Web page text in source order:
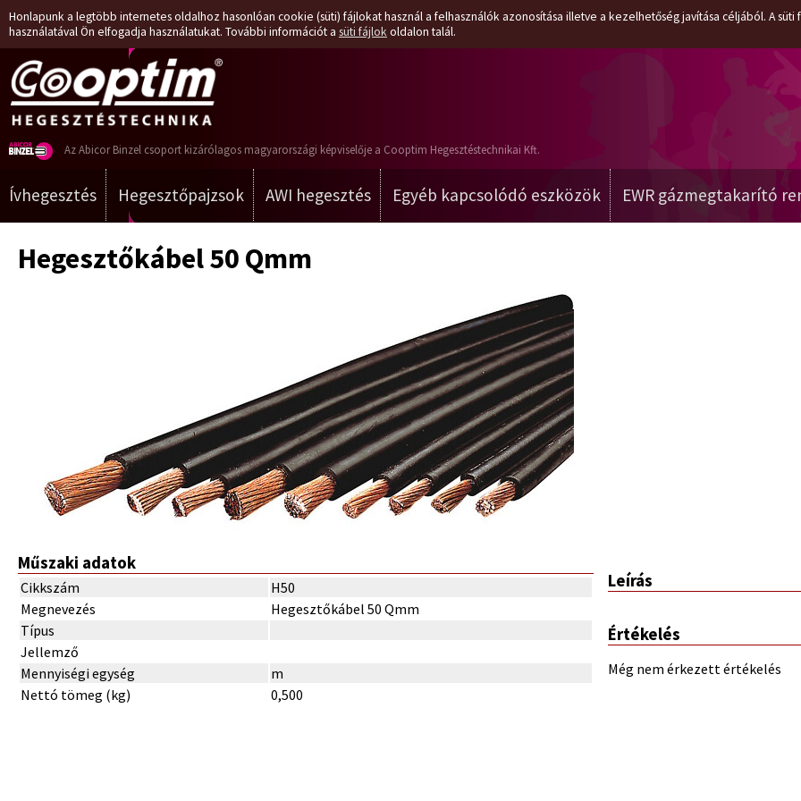
Honlapunk a legtöbb internetes oldalhoz hasonlóan cookie (süti) fájlokat használ a felhasználók azonosítása illetve a kezelhetőség javítása céljából. A
használatával Ön elfogadja használatukat. További információt a süti fájlok oldalon talál.
Az Abicor Binzel csoport kizárólagos magyarországi képviselője a Cooptim Hegesztéstechnikai Kft.
Ívhegesztés Hegesztőpajzsok AWI hegesztés Egyéb kapcsolódó eszközök EWR gázmegtakarító
Hegesztőkábel 50 Qmm
Műszaki adatok
Cikkszám
H50
Megnevezés
Hegesztőkábel 50 Qmm
Típus
Jellemző
Mennyiségi egység
m
Nettó tömeg (kg)
0,500
Leírás
Értékelés
Még nem érkezett értékelés